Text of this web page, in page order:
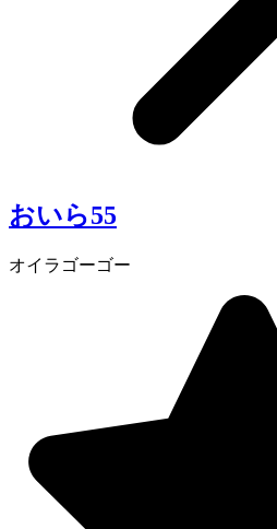
おいら55
オイラゴーゴー